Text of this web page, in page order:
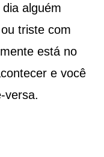
alguém
triste com
está no
e você
versa.